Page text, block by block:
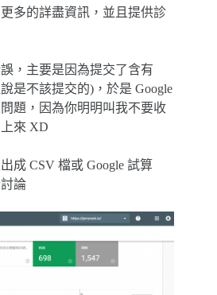
多的詳盡資訊，並且提供診
，主要是因為提交了含有
是不該提交的)，於是 Google
題，因為你明明叫我不要收
來 XD
成 CSV 檔或 Google 試算
論